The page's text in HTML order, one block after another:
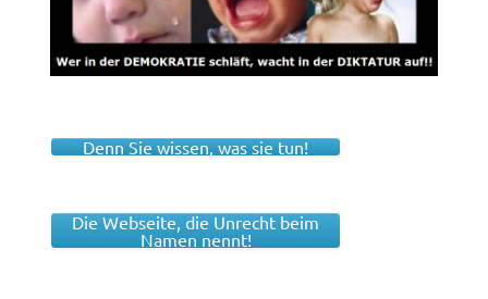
Denn Sie wissen, was sie tun!
Die Webseite, die Unrecht beim
Namen nennt!